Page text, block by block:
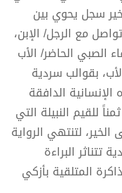
سجل يحوي بين
مع الرجل/ الإبن،
الصبي الحاضر/ الأب
بقوالب سردية
الدافقة
للقيم النبيلة التي
لتنتهي الرواية
تتناثر البراءة
المتلقية بأزكي